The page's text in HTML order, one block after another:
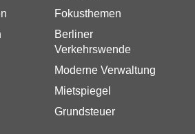
Fokusthemen
Berliner
Verkehrswende
Moderne Verwaltung
Mietspiegel
Grundsteuer